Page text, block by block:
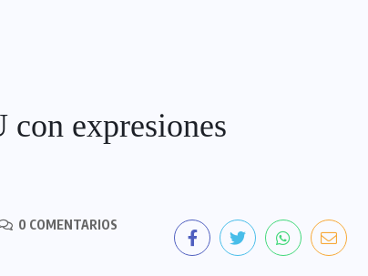
expresiones
0 COMENTARIOS